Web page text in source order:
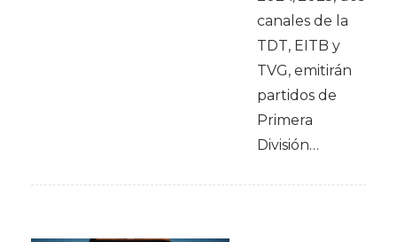
canales de la
TDT, EITB y
TVG, emitirán
partidos de
Primera
División…